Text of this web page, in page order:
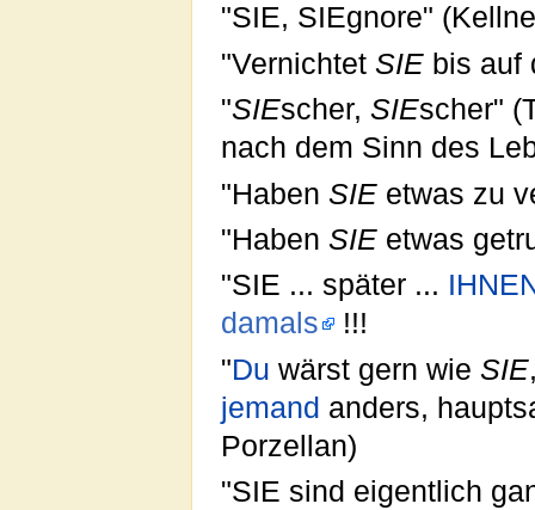
"SIE, SIEgnore"
"Vernichtet SIE bis auf
"SIEscher, SIEscher"
nach dem Sinn des
"Haben SIE etwas zu
"Haben SIE etwas
"SIE ... später ...
damals
!!!
"Du wärst gern wie SIE
jemand anders,
Porzellan)
"SIE sind eigentlich